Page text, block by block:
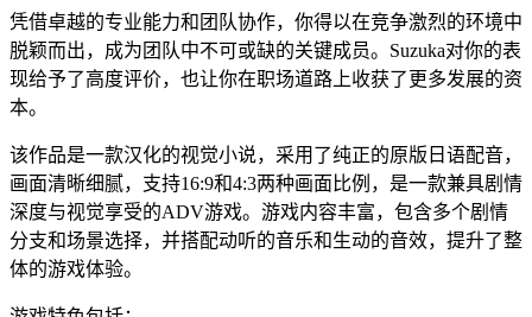
凭借卓越的专业能力和团队协作，你得以在竞争激烈的环境中
脱颖而出，成为团队中不可或缺的关键成员。Suzuka对你的表
现给予了高度评价，也让你在职场道路上收获了更多发展的资
本。
该作品是一款汉化的视觉小说，采用了纯正的原版日语配音，
画面清晰细腻，支持16:9和4:3两种画面比例，是一款兼具剧情
深度与视觉享受的ADV游戏。游戏内容丰富，包含多个剧情
分支和场景选择，并搭配动听的音乐和生动的音效，提升了整
体的游戏体验。